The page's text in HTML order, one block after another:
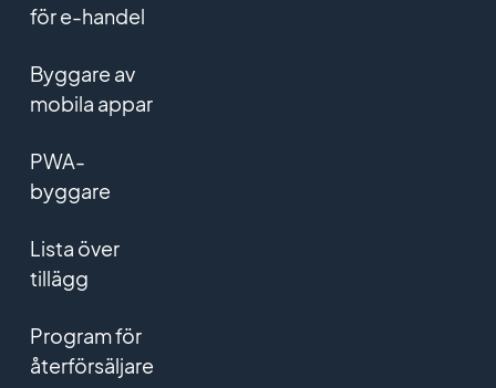
för e-handel
Byggare av
mobila appar
PWA-
byggare
Lista över
tillägg
Program för
återförsäljare